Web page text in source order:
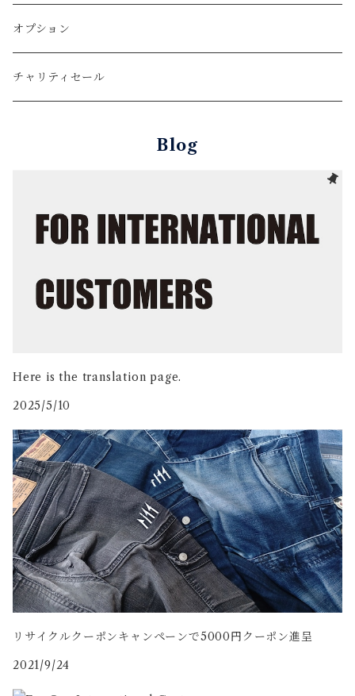
テーパード（膝から裾にかけて細くなる形）
Denim
Color
オプション
チャリティセール
Blog
Here is the translation page.
2025/5/10
リサイクルクーポンキャンペーンで5000円クーポン進呈
2021/9/24